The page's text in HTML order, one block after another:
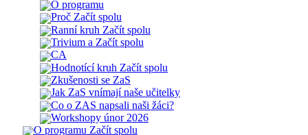
O programu
Proč Začít spolu
Ranní kruh Začít spolu
Trivium a Začít spolu
CA
Hodnotící kruh Začít spolu
Zkušenosti se ZaS
Jak ZaS vnímají naše učitelky
Co o ZAS napsali naši žáci?
Workshopy únor 2026
O programu Začít spolu